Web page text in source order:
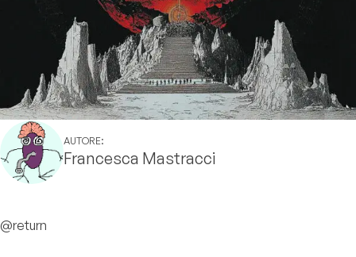
AUTORE:
Francesca Mastracci
@return